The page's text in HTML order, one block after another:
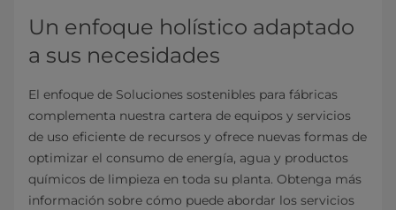
Un enfoque holístico adaptado
a sus necesidades
El enfoque de Soluciones sostenibles para fábricas
complementa nuestra cartera de equipos y servicios
de uso eficiente de recursos y ofrece nuevas formas de
optimizar el consumo de energía, agua y productos
químicos de limpieza en toda su planta. Obtenga más
información sobre cómo puede abordar los servicios